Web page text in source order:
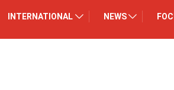
INTERNATIONAL NEWS